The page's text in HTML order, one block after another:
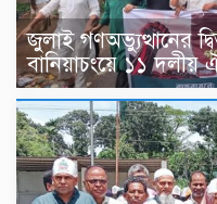
জুলাই গণঅভ্যুত্থানের
বানিয়াচংয়ে ১১